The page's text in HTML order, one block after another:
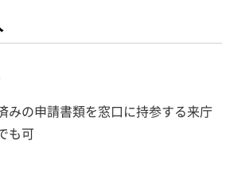
の申請書類を窓口に持参する来庁
も可